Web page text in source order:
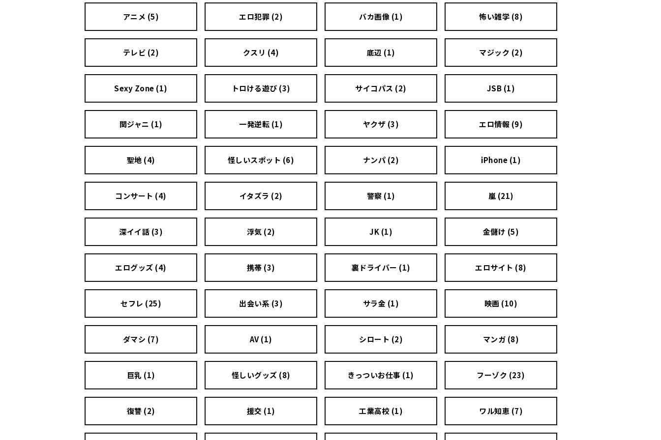
アニメ (5) エロ犯罪 (2) バカ画像 (1) 怖い雑学 (8)
テレビ (2) クスリ (4) 底辺 (1) マジック (2)
Sexy Zone (1) トロける遊び (3) サイコパス (2) JSB (1)
関ジャニ (1) 一発逆転 (1) ヤクザ (3) エロ情報 (9)
聖地 (4) 怪しいスポット (6) ナンパ (2) iPhone (1)
コンサート (4) イタズラ (2) 警察 (1) 嵐 (21)
深イイ話 (3) 浮気 (2) JK (1) 金儲け (5)
エログッズ (4) 携帯 (3) 裏ドライバー (1) エロサイト (8)
セフレ (25) 出会い系 (3) サラ金 (1) 映画 (10)
ダマシ (7) AV (1) シロート (2) マンガ (8)
巨乳 (1) 怪しいグッズ (8) きっついお仕事 (1) フーゾク (23)
復讐 (2) 援交 (1) 工業高校 (1) ワル知恵 (7)